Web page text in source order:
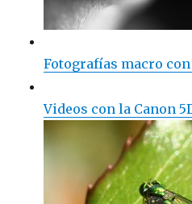
Fotografías macro
Videos con la Canon